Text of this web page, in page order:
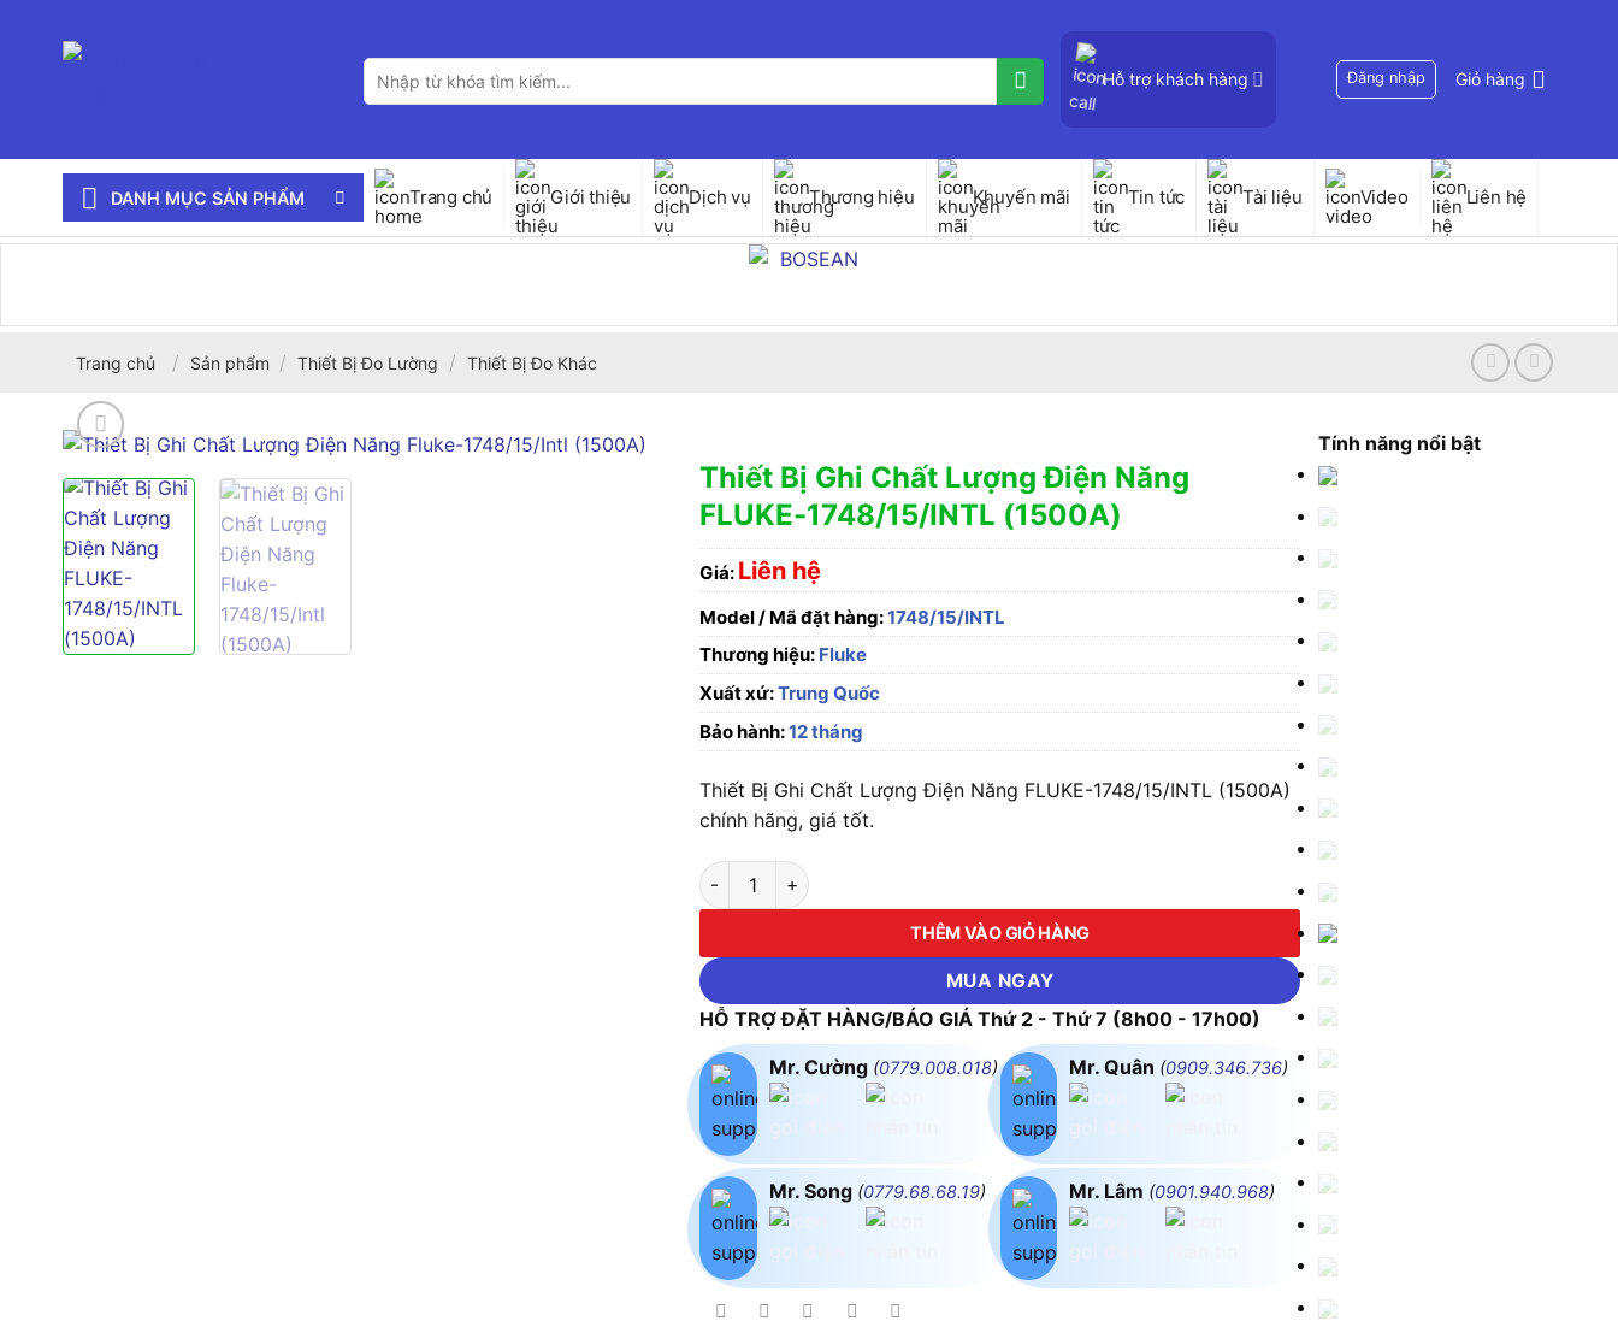
Tìm
kiếm:
Hỗ trợ khách hàng Đăng nhập Giỏ hàng
DANH MỤC SẢN PHẨM Trang chủ Giới thiệu Dịch vụ Thương hiệu Khuyến mãi Tin tức Tài liệu Video Liên hệ
Trang chủ / Sản phẩm / Thiết Bị Đo Lường / Thiết Bị Đo Khác
Thiết Bị Ghi Chất Lượng Điện Năng
FLUKE-1748/15/INTL (1500A)
Giá: Liên hệ
Model / Mã đặt hàng:1748/15/INTL
Thương hiệu: Fluke
Xuất xứ:Trung Quốc
Bảo hành:12 tháng
Thiết Bị Ghi Chất Lượng Điện Năng FLUKE-1748/15/INTL (1500A)
chính hãng, giá tốt.
Thiết Bị Ghi Chất Lượng Điện Năng FLUKE-1748/15/INTL (1500A) số lượng
THÊM VÀO GIỎ HÀNG
MUA NGAY
HỖ TRỢ ĐẶT HÀNG/BÁO GIÁ Thứ 2 - Thứ 7 (8h00 - 17h00)
Mr. Cường (0779.008.018)
Mr. Song (0779.68.68.19)
Mr. Quân (0909.346.736)
Mr. Lâm (0901.940.968)
Tính năng nổi bật